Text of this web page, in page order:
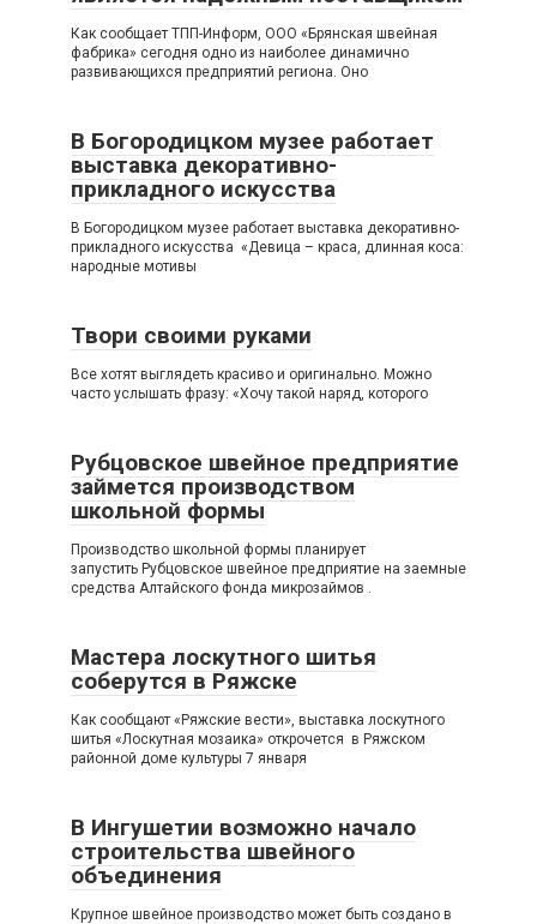
Как сообщает ТПП-Информ, ООО «Брянская швейная
фабрика» сегодня одно из наиболее динамично
развивающихся предприятий региона. Оно
В Богородицком музее работает
выставка декоративно-
прикладного искусства
В Богородицком музее работает выставка декоративно-
прикладного искусства «Девица – краса, длинная коса:
народные мотивы
Твори своими руками
Все хотят выглядеть красиво и оригинально. Можно
часто услышать фразу: «Хочу такой наряд, которого
Рубцовское швейное предприятие
займется производством
школьной формы
Производство школьной формы планирует
запустить Рубцовское швейное предприятие на заемные
средства Алтайского фонда микрозаймов .
Мастера лоскутного шитья
соберутся в Ряжске
Как сообщают «Ряжские вести», выставка лоскутного
шитья «Лоскутная мозаика» открочется в Ряжском
районной доме культуры 7 января
В Ингушетии возможно начало
строительства швейного
объединения
Крупное швейное производство может быть создано в